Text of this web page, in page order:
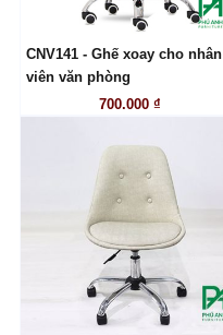
LIÊN HỆ
CNV141 - Ghế xoay cho nhân
viên văn phòng
700.000 ₫